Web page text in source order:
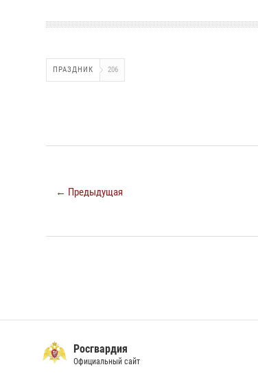
ПРАЗДНИК 206
← Предыдущая
Росгвардия
Официальный сайт